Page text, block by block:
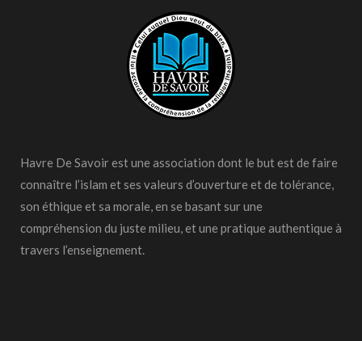
Havre De Savoir est une association dont le but est de faire
connaître l’islam et ses valeurs d’ouverture et de tolérance,
son éthique et sa morale, en se basant sur une
compréhension du juste milieu, et une pratique authentique à
travers l’enseignement.